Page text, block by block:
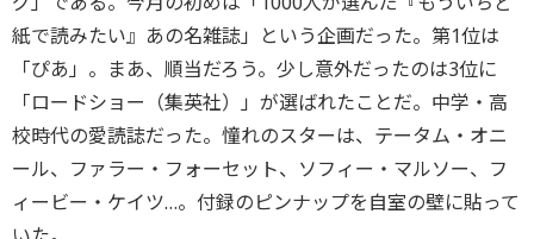
紙で読みたい』あの名雑誌」という企画だった。第1位は
「ぴあ」。まあ、順当だろう。少し意外だったのは3位に
「ロードショー（集英社）」が選ばれたことだ。中学・高
校時代の愛読誌だった。憧れのスターは、テータム・オニ
ール、ファラー・フォーセット、ソフィー・マルソー、フ
ィービー・ケイツ…。付録のピンナップを自室の壁に貼って